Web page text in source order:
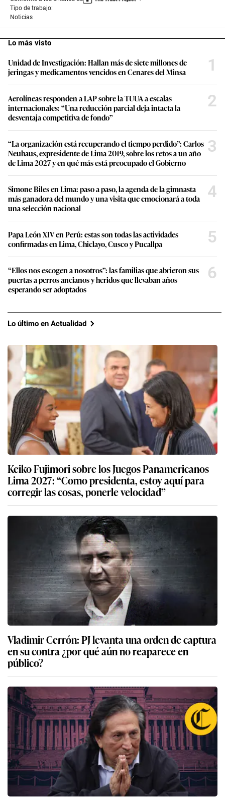
Seguir temas Pedro Castillo Golpe De Estado
Conforme a los criterios de
Noticias
Lo más visto
Unidad de Investigación: Hallan más de siete millones de
jeringas y medicamentos vencidos en Cenares del Minsa
1
Aerolíneas responden a LAP sobre la TUUA a escalas
internacionales: “Una reducción parcial deja intacta la
desventaja competitiva de fondo”
2
“La organización está recuperando el tiempo perdido”: Carlos
Neuhaus, expresidente de Lima 2019, sobre los retos a un año
de Lima 2027 y en qué más está preocupado el Gobierno
3
Simone Biles en Lima: paso a paso, la agenda de la gimnasta
más ganadora del mundo y una visita que emocionará a toda
una selección nacional
4
Papa León XIV en Perú: estas son todas las actividades
confirmadas en Lima, Chiclayo, Cusco y Pucallpa
“Ellos nos escogen a nosotros”: las familias que abrieron sus
puertas a perros ancianos y heridos que llevaban años
esperando ser adoptados
6
Lo último en Actualidad
Keiko Fujimori sobre los Juegos Panamericanos
Lima 2027: “Como presidenta, estoy aquí para
corregir las cosas, ponerle velocidad”
Vladimir Cerrón: PJ levanta una orden de captura
en su contra ¿por qué aún no reaparece en
público?